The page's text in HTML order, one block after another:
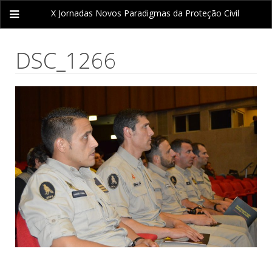
X Jornadas Novos Paradigmas da Proteção Civil
DSC_1266